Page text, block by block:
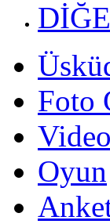
Foto
Video
Oyun